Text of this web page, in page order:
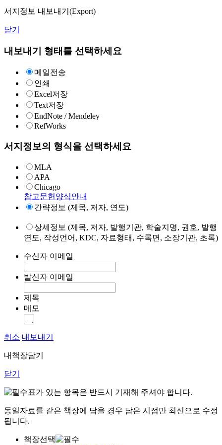
서지정보 내보내기(Export)
닫기
내보내기 형태를 선택하세요
메일전송
인쇄
Excel저장
Text저장
EndNote / Mendeley
RefWorks
서지정보의 형식을 선택하세요
MLA
APA
Chicago
참고문헌양식안내
간략정보 (제목, 저자, 연도)
상세정보 (제목, 저자, 발행기관, 학술지명, 권호, 발행
연도, 작성언어, KDC, 자료형태, 수록면, 소장기관, 초록)
수신자 이메일
발신자 이메일
제목
메모
취소 내보내기
내책장담기
닫기
표가 있는 항목은 반드시 기재해 주셔야 합니다.
동일자료를 같은 책장에 담을 경우 담은 시점만 최신으로 수정
됩니다.
책장선택